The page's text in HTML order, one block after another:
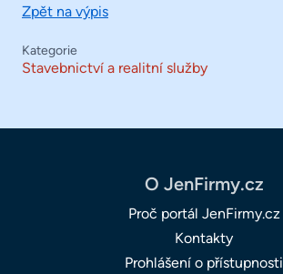
Zpět na výpis
Kategorie
Stavebnictví a realitní služby
O JenFirmy.cz
Proč portál JenFirmy.cz
Kontakty
Prohlášení o přístupnosti